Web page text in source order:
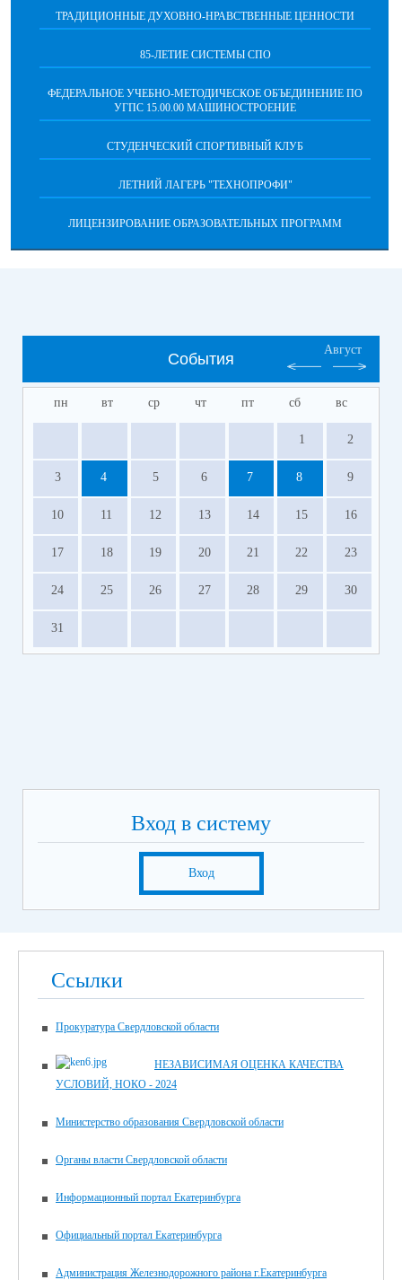
ТРАДИЦИОННЫЕ ДУХОВНО-НРАВСТВЕННЫЕ ЦЕННОСТИ
85-ЛЕТИЕ СИСТЕМЫ СПО
ФЕДЕРАЛЬНОЕ УЧЕБНО-МЕТОДИЧЕСКОЕ ОБЪЕДИНЕНИЕ ПО
УГПС 15.00.00 МАШИНОСТРОЕНИЕ
СТУДЕНЧЕСКИЙ СПОРТИВНЫЙ КЛУБ
ЛЕТНИЙ ЛАГЕРЬ "ТЕХНОПРОФИ"
ЛИЦЕНЗИРОВАНИЕ ОБРАЗОВАТЕЛЬНЫХ ПРОГРАММ
События
Август
пн вт ср чт пт сб вс
1 2
3 4 5 6 7 8 9
10 11 12 13 14 15 16
17 18 19 20 21 22 23
24 25 26 27 28 29 30
31
Вход в систему
Вход
Ссылки
Прокуратура Свердловской области
НЕЗАВИСИМАЯ ОЦЕНКА КАЧЕСТВА
УСЛОВИЙ, НОКО - 2024
Министерство образования Свердловской области
Органы власти Свердловской области
Информационный портал Екатеринбурга
Официальный портал Екатеринбурга
Администрация Железнодорожного района г.Екатеринбурга